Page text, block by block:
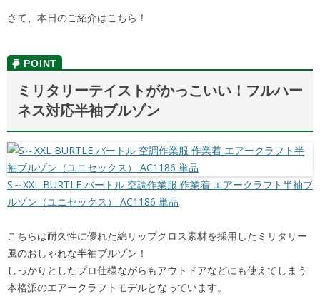
さて、本日のご紹介はこちら！
ミリタリーテイストがかっこいい！フルハー
ネス対応半袖ブルゾン
S～XXL BURTLE バートル 空調作業服 作業着 エアークラフト半袖ブ
ルゾン（ユニセックス） AC1186 単品
こちらは耐久性に優れた綿リップクロス素材を採用したミリタリー
風のおしゃれな半袖ブルゾン！
しっかりとしたプロ仕様ながらもアウトドアなどにも使えてしまう
本格派のエアークラフトモデルとなっています。